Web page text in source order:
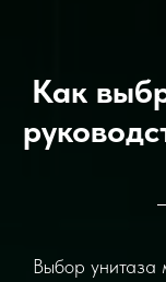
Как
Выбор унитаза